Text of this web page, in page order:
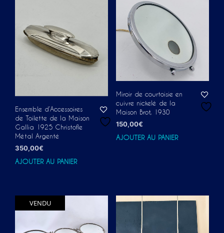
Ensemble d’Accessoires
de Toilette de la Maison
Gallia 1925 Christofle
Métal Argenté
350,00€
AJOUTER AU PANIER
Miroir de courtoisie en
cuivre nickelé de la
Maison Brot, 1930
150,00€
AJOUTER AU PANIER
VENDU